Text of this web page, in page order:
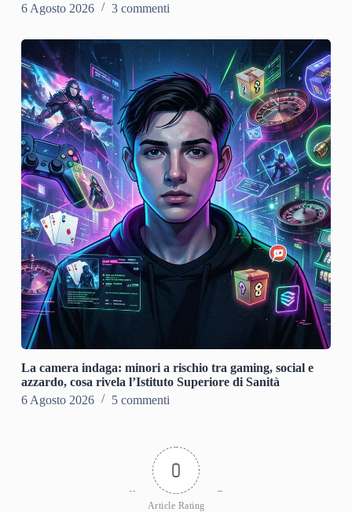
6 Agosto 2026
3 commenti
La camera indaga: minori a rischio tra gaming, social e
azzardo, cosa rivela l’Istituto Superiore di Sanità
6 Agosto 2026
5 commenti
0
Article Rating